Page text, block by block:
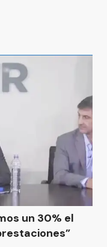
un 30% el